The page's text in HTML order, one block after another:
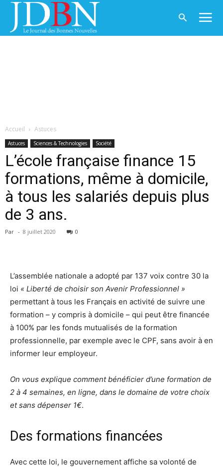
Accueil Astuces
Astuces Sciences & Technologies Société
L’école française finance 15
formations, même à domicile,
à tous les salariés depuis plus
de 3 ans.
Par - 8 juillet 2020 0
L’assemblée nationale a adopté par 137 voix contre 30 la
loi « Liberté de choisir son Avenir Professionnel »
permettant à tous les Français en activité de suivre une
formation – y compris à domicile – qui peut être financée
à 100% par les fonds mutualisés de la formation
professionnelle, par exemple avec le CPF, sans avoir à en
informer leur employeur.
On vous explique comment bénéficier d’une formation de
2 à 4 semaines, en ligne, dans le domaine de votre choix
et sans dépenser 1€.
Des formations financées
Avec cette loi, le gouvernement affiche sa volonté de